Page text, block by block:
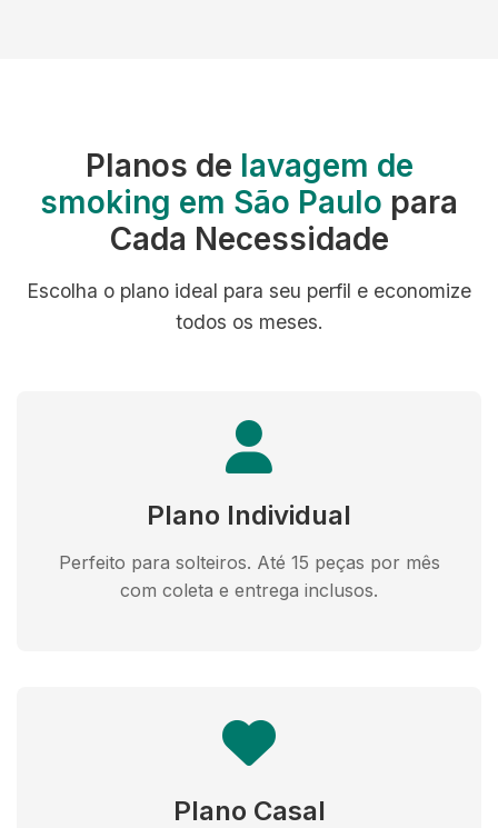
Planos de lavagem de
smoking em São Paulo para
Cada Necessidade
Escolha o plano ideal para seu perfil e economize
todos os meses.
Plano Individual
Perfeito para solteiros. Até 15 peças por mês
com coleta e entrega inclusos.
Plano Casal